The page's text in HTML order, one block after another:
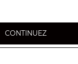
CONTINUEZ